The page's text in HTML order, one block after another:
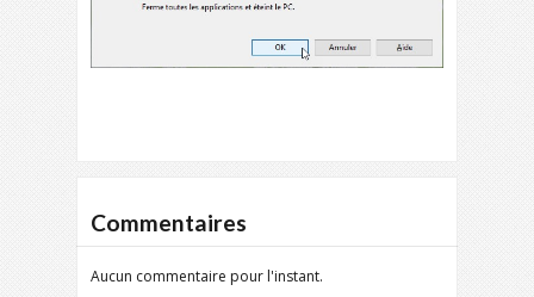
Commentaires
Aucun commentaire pour l'instant.